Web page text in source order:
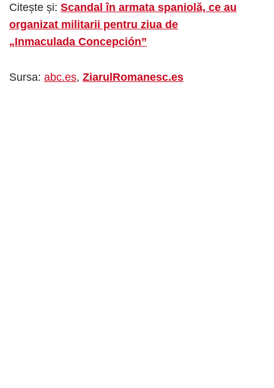
Citește și: Scandal în armata spaniolă, ce au
organizat militarii pentru ziua de
„Inmaculada Concepción”
Sursa: abc.es, ZiarulRomanesc.es